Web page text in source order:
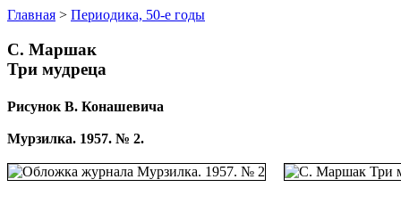
Главная > Периодика, 50-е годы
С. Маршак
Три мудреца
Рисунок В. Конашевича
Мурзилка. 1957. № 2.